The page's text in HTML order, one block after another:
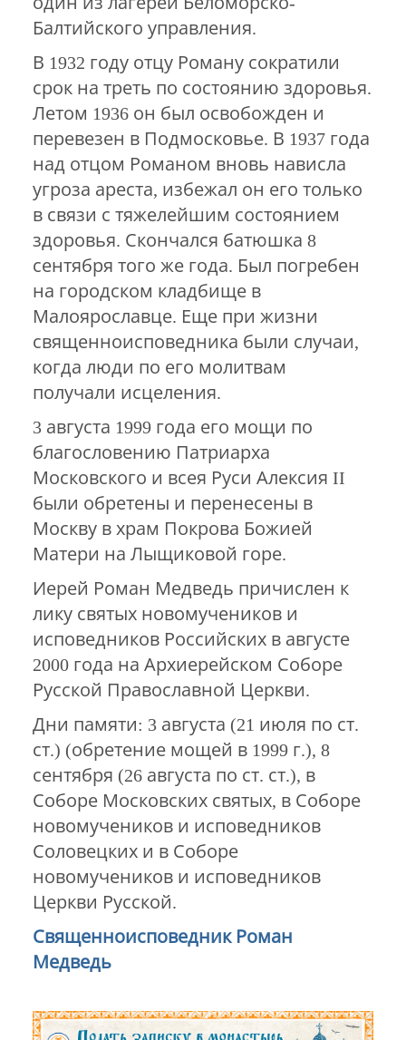
Балтийского управления.
В 1932 году отцу Роману сократили
срок на треть по состоянию здоровья.
Летом 1936 он был освобожден и
перевезен в Подмосковье. В 1937 года
над отцом Романом вновь нависла
угроза ареста, избежал он его только
в связи с тяжелейшим состоянием
здоровья. Скончался батюшка 8
сентября того же года. Был погребен
на городском кладбище в
Малоярославце. Еще при жизни
священноисповедника были случаи,
когда люди по его молитвам
получали исцеления.
3 августа 1999 года его мощи по
благословению Патриарха
Московского и всея Руси Алексия II
были обретены и перенесены в
Москву в храм Покрова Божией
Матери на Лыщиковой горе.
Иерей Роман Медведь причислен к
лику святых новомучеников и
исповедников Российских в августе
2000 года на Архиерейском Соборе
Русской Православной Церкви.
Дни памяти: 3 августа (21 июля по ст.
ст.) (обретение мощей в 1999 г.), 8
сентября (26 августа по ст. ст.), в
Соборе Московских святых, в Соборе
новомучеников и исповедников
Соловецких и в Соборе
новомучеников и исповедников
Церкви Русской.
Священноисповедник Роман
Медведь